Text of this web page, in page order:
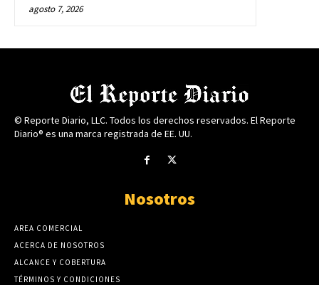
agosto 7, 2026
© Reporte Diario, LLC. Todos los derechos reservados. El Reporte
Diario® es una marca registrada de EE. UU.
Nosotros
AREA COMERCIAL
ACERCA DE NOSOTROS
ALCANCE Y COBERTURA
TÉRMINOS Y CONDICIONES